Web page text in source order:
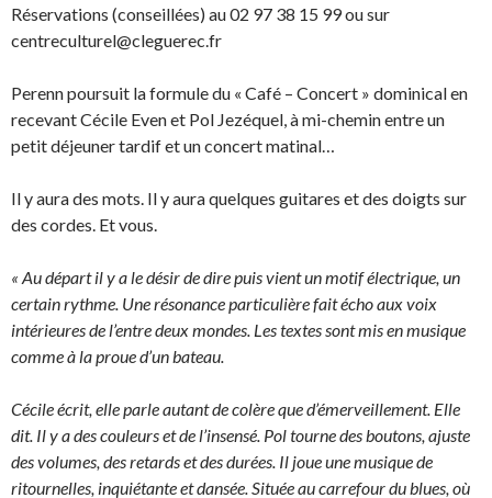
Réservations (conseillées) au 02 97 38 15 99 ou sur
centreculturel@cleguerec.fr
Perenn poursuit la formule du « Café – Concert » dominical en
recevant Cécile Even et Pol Jezéquel, à mi-chemin entre un
petit déjeuner tardif et un concert matinal…
Il y aura des mots. Il y aura quelques guitares et des doigts sur
des cordes. Et vous.
« Au départ il y a le désir de dire puis vient un motif électrique, un
certain rythme. Une résonance particulière fait écho aux voix
intérieures de l’entre deux mondes. Les textes sont mis en musique
comme à la proue d’un bateau.
Cécile écrit, elle parle autant de colère que d’émerveillement. Elle
dit. Il y a des couleurs et de l’insensé. Pol tourne des boutons, ajuste
des volumes, des retards et des durées. Il joue une musique de
ritournelles, inquiétante et dansée. Située au carrefour du blues, où